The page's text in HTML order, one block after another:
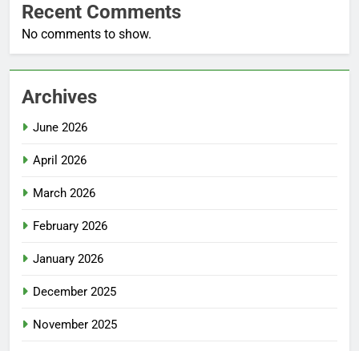
Recent Comments
No comments to show.
Archives
June 2026
April 2026
March 2026
February 2026
January 2026
December 2025
November 2025